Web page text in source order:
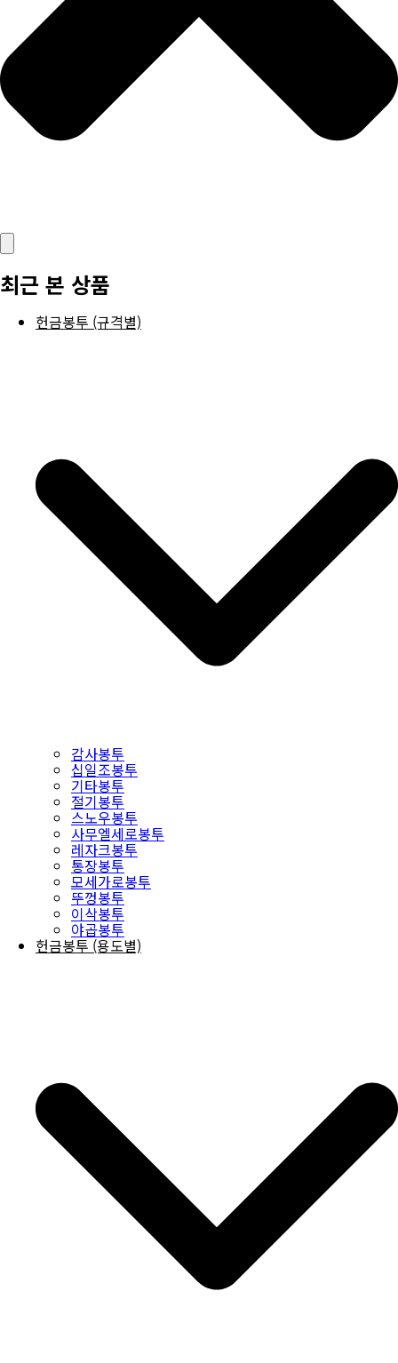
최근 본 상품
헌금봉투 (규격별)
감사봉투
십일조봉투
기타봉투
절기봉투
스노우봉투
사무엘세로봉투
레자크봉투
통장봉투
모세가로봉투
뚜껑봉투
이삭봉투
야곱봉투
헌금봉투 (용도별)